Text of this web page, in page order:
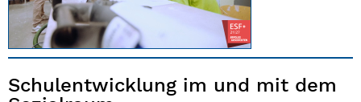
Schulentwicklung im und mit dem